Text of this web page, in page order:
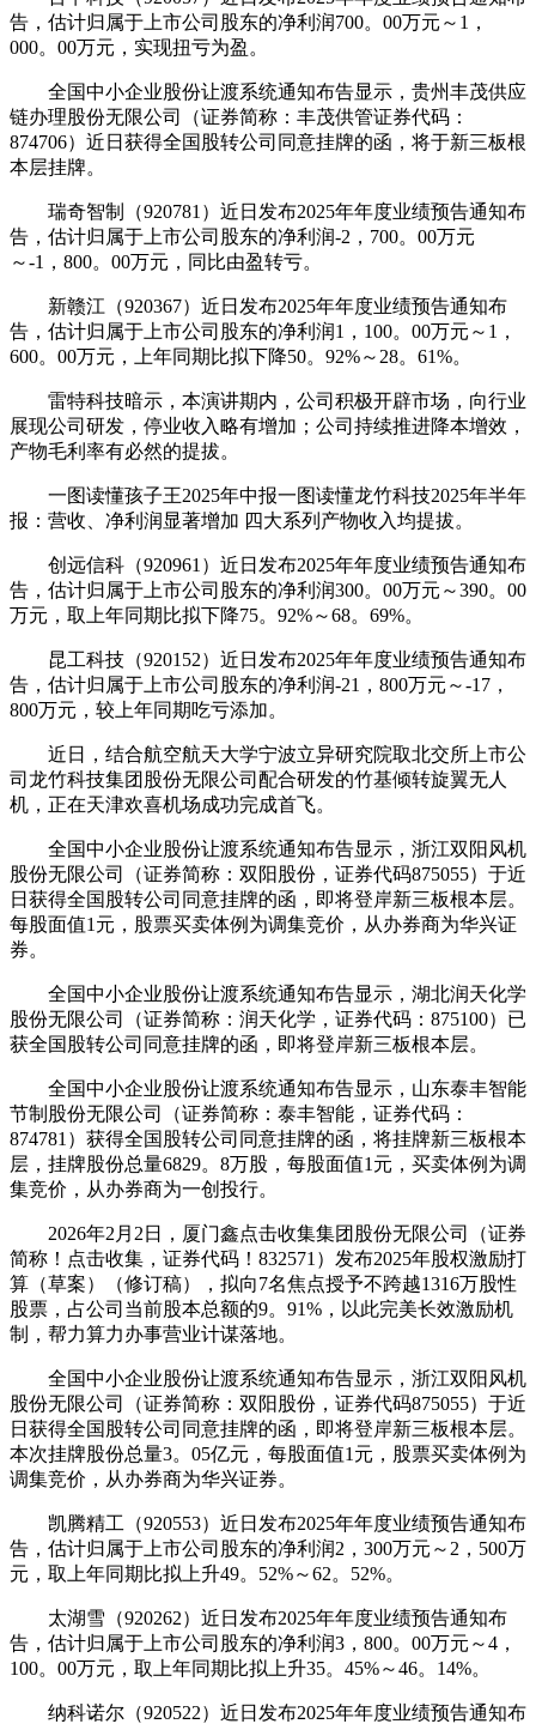
告，估计归属于上市公司股东的净利润700。00万元～1，
000。00万元，实现扭亏为盈。
全国中小企业股份让渡系统通知布告显示，贵州丰茂供应
链办理股份无限公司（证券简称：丰茂供管证券代码：
874706）近日获得全国股转公司同意挂牌的函，将于新三板根
本层挂牌。
瑞奇智制（920781）近日发布2025年年度业绩预告通知布
告，估计归属于上市公司股东的净利润-2，700。00万元
～-1，800。00万元，同比由盈转亏。
新赣江（920367）近日发布2025年年度业绩预告通知布
告，估计归属于上市公司股东的净利润1，100。00万元～1，
600。00万元，上年同期比拟下降50。92%～28。61%。
雷特科技暗示，本演讲期内，公司积极开辟市场，向行业
展现公司研发，停业收入略有增加；公司持续推进降本增效，
产物毛利率有必然的提拔。
一图读懂孩子王2025年中报一图读懂龙竹科技2025年半年
报：营收、净利润显著增加 四大系列产物收入均提拔。
创远信科（920961）近日发布2025年年度业绩预告通知布
告，估计归属于上市公司股东的净利润300。00万元～390。00
万元，取上年同期比拟下降75。92%～68。69%。
昆工科技（920152）近日发布2025年年度业绩预告通知布
告，估计归属于上市公司股东的净利润-21，800万元～-17，
800万元，较上年同期吃亏添加。
近日，结合航空航天大学宁波立异研究院取北交所上市公
司龙竹科技集团股份无限公司配合研发的竹基倾转旋翼无人
机，正在天津欢喜机场成功完成首飞。
全国中小企业股份让渡系统通知布告显示，浙江双阳风机
股份无限公司（证券简称：双阳股份，证券代码875055）于近
日获得全国股转公司同意挂牌的函，即将登岸新三板根本层。
每股面值1元，股票买卖体例为调集竞价，从办券商为华兴证
券。
全国中小企业股份让渡系统通知布告显示，湖北润天化学
股份无限公司（证券简称：润天化学，证券代码：875100）已
获全国股转公司同意挂牌的函，即将登岸新三板根本层。
全国中小企业股份让渡系统通知布告显示，山东泰丰智能
节制股份无限公司（证券简称：泰丰智能，证券代码：
874781）获得全国股转公司同意挂牌的函，将挂牌新三板根本
层，挂牌股份总量6829。8万股，每股面值1元，买卖体例为调
集竞价，从办券商为一创投行。
2026年2月2日，厦门鑫点击收集集团股份无限公司（证券
简称！点击收集，证券代码！832571）发布2025年股权激励打
算（草案）（修订稿），拟向7名焦点授予不跨越1316万股性
股票，占公司当前股本总额的9。91%，以此完美长效激励机
制，帮力算力办事营业计谋落地。
全国中小企业股份让渡系统通知布告显示，浙江双阳风机
股份无限公司（证券简称：双阳股份，证券代码875055）于近
日获得全国股转公司同意挂牌的函，即将登岸新三板根本层。
本次挂牌股份总量3。05亿元，每股面值1元，股票买卖体例为
调集竞价，从办券商为华兴证券。
凯腾精工（920553）近日发布2025年年度业绩预告通知布
告，估计归属于上市公司股东的净利润2，300万元～2，500万
元，取上年同期比拟上升49。52%～62。52%。
太湖雪（920262）近日发布2025年年度业绩预告通知布
告，估计归属于上市公司股东的净利润3，800。00万元～4，
100。00万元，取上年同期比拟上升35。45%～46。14%。
纳科诺尔（920522）近日发布2025年年度业绩预告通知布